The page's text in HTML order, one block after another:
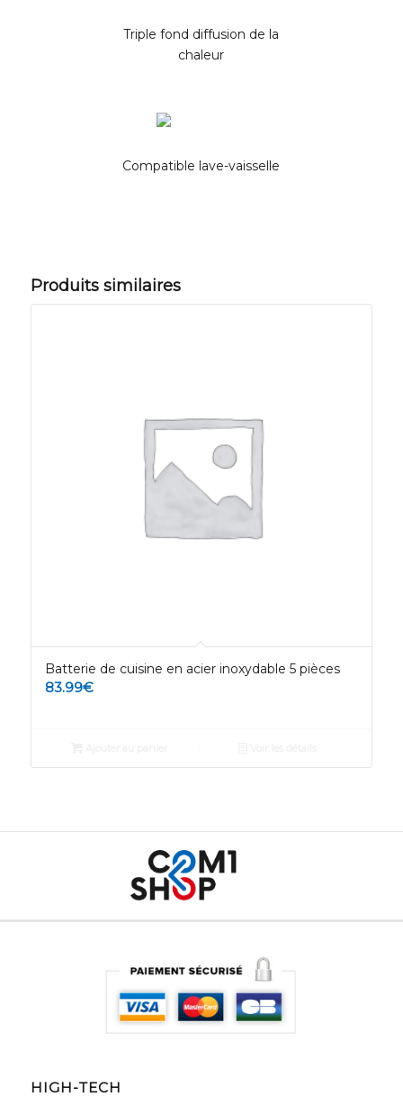
Triple fond diffusion de la
chaleur
Compatible lave-vaisselle
Produits similaires
Batterie de cuisine en acier inoxydable 5 pièces
83.99€
HIGH-TECH